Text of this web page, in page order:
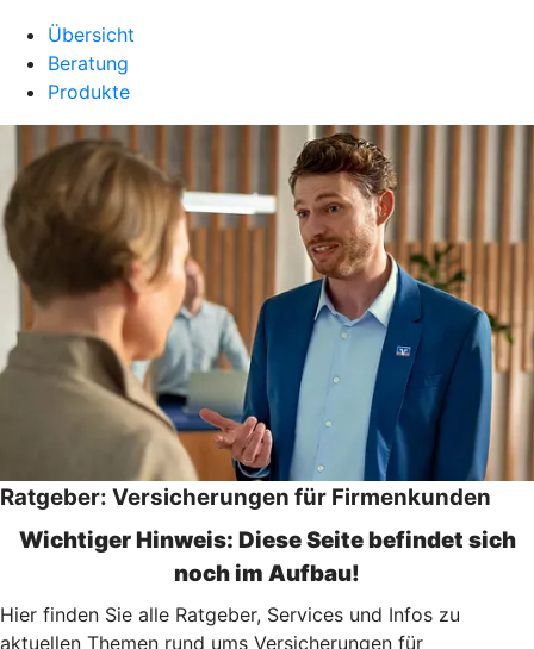
Übersicht
Beratung
Produkte
Ratgeber: Versicherungen für Firmenkunden
Wichtiger Hinweis: Diese Seite befindet sich
noch im Aufbau!
Hier finden Sie alle Ratgeber, Services und Infos zu
aktuellen Themen rund ums Versicherungen für